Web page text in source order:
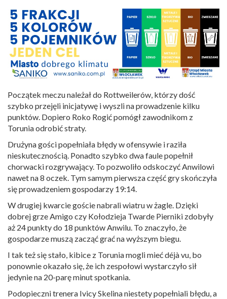
Początek meczu należał do Rottweilerów, którzy dość
szybko przejęli inicjatywę i wyszli na prowadzenie kilku
punktów. Dopiero Roko Rogić pomógł zawodnikom z
Torunia odrobić straty.
Drużyna gości popełniała błędy w ofensywie i raziła
nieskutecznością. Ponadto szybko dwa faule popełnił
chorwacki rozgrywający. To pozwoliło odskoczyć Anwilowi
nawet na 8 oczek. Tym samym pierwsza część gry skończyła
się prowadzeniem gospodarzy 19:14.
W drugiej kwarcie goście nabrali wiatru w żagle. Dzięki
dobrej grze Amigo czy Kołodzieja Twarde Pierniki zdobyły
aż 24 punkty do 18 punktów Anwilu. To znaczyło, że
gospodarze muszą zacząć grać na wyższym biegu.
I tak też się stało, kibice z Torunia mogli mieć déjà vu, bo
ponownie okazało się, że ich zespołowi wystarczyło sił
jedynie na 20-parę minut spotkania.
Podopieczni trenera Ivicy Skelina niestety popełniali błędu, a